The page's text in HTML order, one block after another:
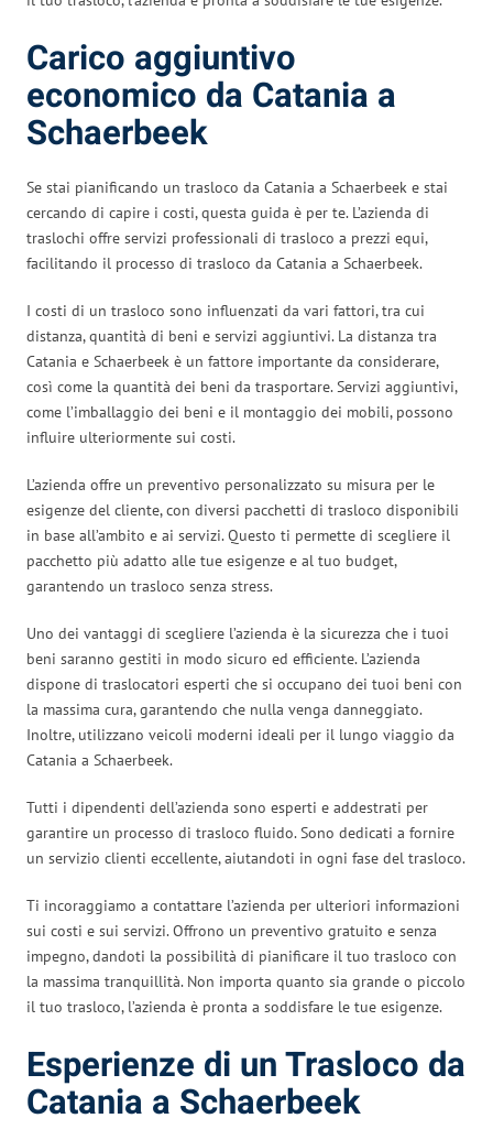
Carico aggiuntivo
economico da Catania a
Schaerbeek
Se stai pianificando un trasloco da Catania a Schaerbeek e stai
cercando di capire i costi, questa guida è per te. L’azienda di
traslochi offre servizi professionali di trasloco a prezzi equi,
facilitando il processo di trasloco da Catania a Schaerbeek.
I costi di un trasloco sono influenzati da vari fattori, tra cui
distanza, quantità di beni e servizi aggiuntivi. La distanza tra
Catania e Schaerbeek è un fattore importante da considerare,
così come la quantità dei beni da trasportare. Servizi aggiuntivi,
come l’imballaggio dei beni e il montaggio dei mobili, possono
influire ulteriormente sui costi.
L’azienda offre un preventivo personalizzato su misura per le
esigenze del cliente, con diversi pacchetti di trasloco disponibili
in base all’ambito e ai servizi. Questo ti permette di scegliere il
pacchetto più adatto alle tue esigenze e al tuo budget,
garantendo un trasloco senza stress.
Uno dei vantaggi di scegliere l’azienda è la sicurezza che i tuoi
beni saranno gestiti in modo sicuro ed efficiente. L’azienda
dispone di traslocatori esperti che si occupano dei tuoi beni con
la massima cura, garantendo che nulla venga danneggiato.
Inoltre, utilizzano veicoli moderni ideali per il lungo viaggio da
Catania a Schaerbeek.
Tutti i dipendenti dell’azienda sono esperti e addestrati per
garantire un processo di trasloco fluido. Sono dedicati a fornire
un servizio clienti eccellente, aiutandoti in ogni fase del trasloco.
Ti incoraggiamo a contattare l’azienda per ulteriori informazioni
sui costi e sui servizi. Offrono un preventivo gratuito e senza
impegno, dandoti la possibilità di pianificare il tuo trasloco con
la massima tranquillità. Non importa quanto sia grande o piccolo
il tuo trasloco, l’azienda è pronta a soddisfare le tue esigenze.
Esperienze di un Trasloco da
Catania a Schaerbeek